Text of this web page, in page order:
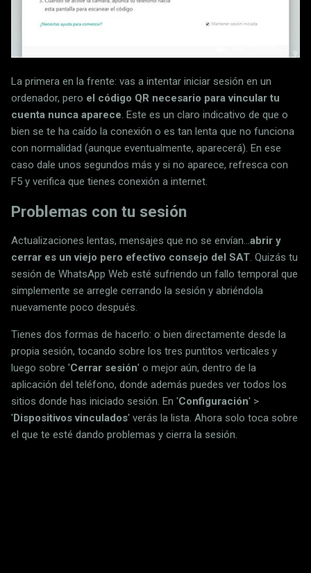
La primera en la frente: vas a intentar iniciar sesión en un
ordenador, pero el código QR necesario para vincular tu
cuenta nunca aparece. Este es un claro indicativo de que o
bien se te ha caído la conexión o es tan lenta que no funciona
con normalidad (aunque eventualmente, aparecerá). En ese
caso dale unos segundos más y si no aparece, refresca con
F5 y verifica que tienes conexión a internet.
Problemas con tu sesión
Actualizaciones lentas, mensajes que no se envían...abrir y
cerrar es un viejo pero efectivo consejo del SAT. Quizás tu
sesión de WhatsApp Web esté sufriendo un fallo temporal que
simplemente se arregle cerrando la sesión y abriéndola
nuevamente poco después.
Tienes dos formas de hacerlo: o bien directamente desde la
propia sesión, tocando sobre los tres puntitos verticales y
luego sobre 'Cerrar sesión' o mejor aún, dentro de la
aplicación del teléfono, donde además puedes ver todos los
sitios donde has iniciado sesión. En 'Configuración' >
' Dispositivos vinculados' verás la lista. Ahora solo toca sobre
el que te esté dando problemas y cierra la sesión.